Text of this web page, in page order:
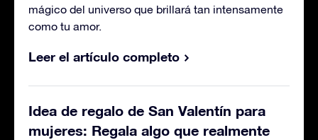
mágico del universo que brillará tan intensamente
como tu amor.
Leer el artículo completo
Idea de regalo de San Valentín para
mujeres: Regala algo que realmente